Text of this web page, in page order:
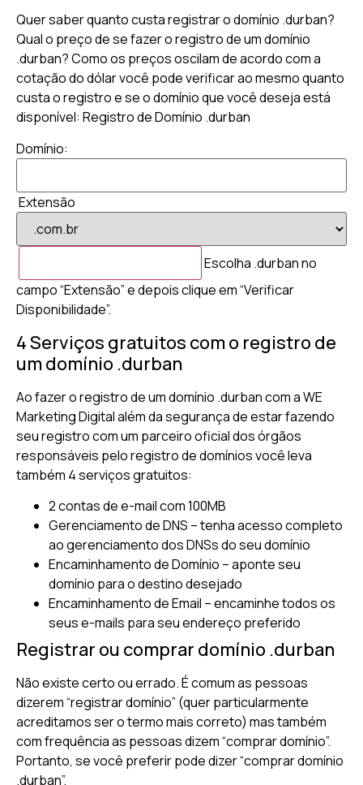
Quer saber quanto custa registrar o domínio .durban?
Qual o preço de se fazer o registro de um domínio
.durban? Como os preços oscilam de acordo com a
cotação do dólar você pode verificar ao mesmo quanto
custa o registro e se o domínio que você deseja está
disponível: Registro de Domínio .durban
Domínio:
Extensão
Escolha .durban no
campo “Extensão” e depois clique em “Verificar
Disponibilidade”.
4 Serviços gratuitos com o registro de
um domínio .durban
Ao fazer o registro de um domínio .durban com a WE
Marketing Digital além da segurança de estar fazendo
seu registro com um parceiro oficial dos órgãos
responsáveis pelo registro de domínios você leva
também 4 serviços gratuitos:
2 contas de e-mail com 100MB
Gerenciamento de DNS – tenha acesso completo
ao gerenciamento dos DNSs do seu domínio
Encaminhamento de Domínio – aponte seu
domínio para o destino desejado
Encaminhamento de Email – encaminhe todos os
seus e-mails para seu endereço preferido
Registrar ou comprar domínio .durban
Não existe certo ou errado. É comum as pessoas
dizerem “registrar domínio” (quer particularmente
acreditamos ser o termo mais correto) mas também
com frequência as pessoas dizem “comprar domínio”.
Portanto, se você preferir pode dizer “comprar domínio
.durban”.